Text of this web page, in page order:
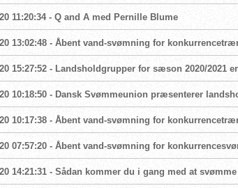
11:20:34 - Q and A med Pernille Blume
13:02:48 - Åbent vand-svømning for
15:27:52 - Landsholdgrupper for sæson 2020/2021
10:18:50 - Dansk Svømmeunion præsenterer
10:17:38 - Åbent vand-svømning for
07:57:20 - Åbent vand-svømning for
14:21:31 - Sådan kommer du i gang med at